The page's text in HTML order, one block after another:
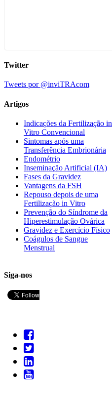
Twitter
Tweets por @inviTRAcom
Artigos
Indicações da Fertilização in
Vitro Convencional
Sintomas após uma
Transferência Embrionária
Endométrio
Inseminação Artificial (IA)
Fases da Gravidez
Vantagens da FSH
Repouso depois de uma
Fertilização in Vitro
Prevenção do Síndrome da
Hiperestimulação Ovárica
Gravidez e Exercício Físico
Coágulos de Sangue
Menstrual
Siga-nos